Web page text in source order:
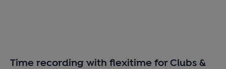
Time recording with flexitime for Clubs &